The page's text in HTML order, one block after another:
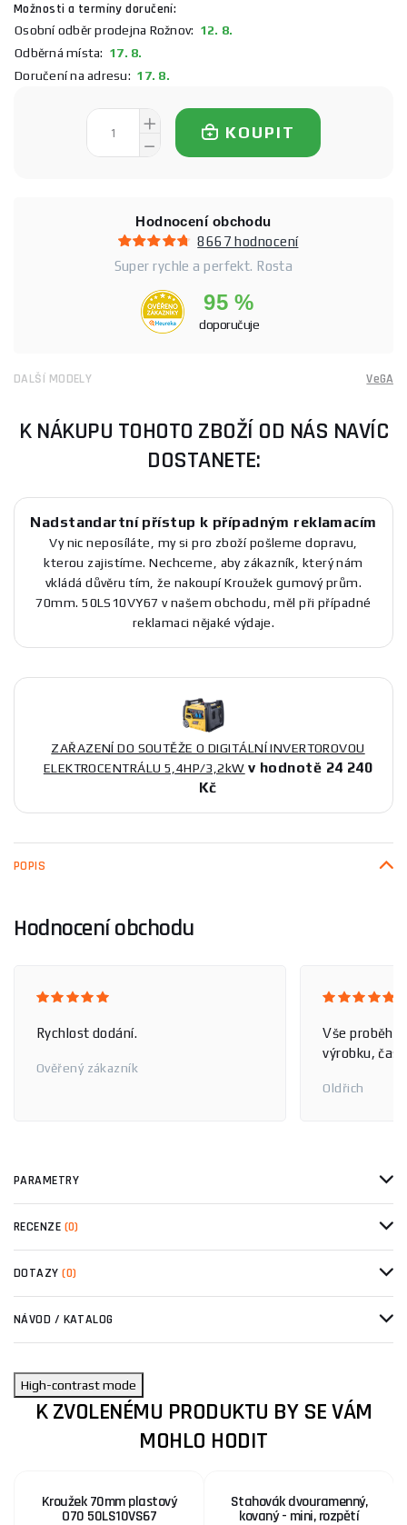
Možnosti a termíny doručení:
Osobní odběr prodejna Rožnov: 12. 8.
Odběrná místa: 17. 8.
Doručení na adresu: 17. 8.
KOUPIT
Hodnocení obchodu
8667 hodnocení
Super rychle a perfekt. Rosta
95 %
doporučuje
DALŠÍ MODELY VeGA
K NÁKUPU TOHOTO ZBOŽÍ OD NÁS NAVÍC
DOSTANETE:
Nadstandartní přístup k případným reklamacím
Vy nic neposíláte, my si pro zboží pošleme dopravu,
kterou zajistíme. Nechceme, aby zákazník, který nám
vkládá důvěru tím, že nakoupí Kroužek gumový prům.
70mm. 50LS10VY67 v našem obchodu, měl při případné
reklamaci nějaké výdaje.
ZAŘAZENÍ DO SOUTĚŽE O DIGITÁLNÍ INVERTOROVOU
ELEKTROCENTRÁLU 5,4HP/3,2kW v hodnotě 24 240
Kč
POPIS
Hodnocení obchodu
Rychlost dodání.
Ověřený zákazník
Vše
výrobku, čas
Oldřich
PARAMETRY
RECENZE (0)
DOTAZY(0)
NÁVOD / KATALOG
High-contrast mode
K ZVOLENÉMU PRODUKTU BY SE VÁM
MOHLO HODIT
Kroužek 70mm plastový
O70 50LS10VS67
Stahovák dvouramenný,
kovaný - mini, rozpětí